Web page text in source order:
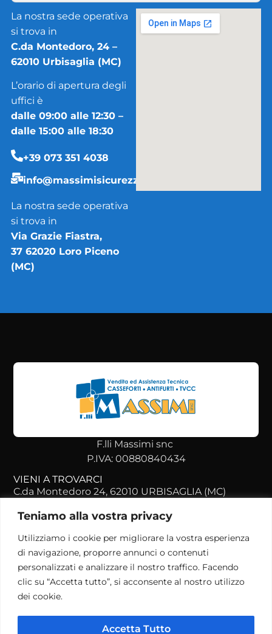
Teniamo alla vostra privacy
Utilizziamo i cookie per migliorare la vostra esperienza
di navigazione, proporre annunci o contenuti
personalizzati e analizzare il nostro traffico. Facendo
clic su “Accetta tutto”, si acconsente al nostro utilizzo
dei cookie.
Accetta Tutto
La nostra sede operativa
si trova in
C.da Montedoro, 24 –
62010 Urbisaglia (MC)
L’orario di apertura degli
uffici è
dalle 09:00 alle 12:30 –
dalle 15:00 alle 18:30
+39 073 351 4038
info@massimisicurezza.it
La nostra sede operativa
si trova in
Via Grazie Fiastra,
37 62020 Loro Piceno
(MC)
F.lli Massimi snc
P.IVA: 00880840434
VIENI A TROVARCI
C.da Montedoro 24, 62010 URBISAGLIA (MC)
+39 073 351 4038
info@massimisicurezza.it
ORARI DI APERTURA
Lunedì - Venerdì
09:00 - 12:30
15:00 - 18:30
Sabato - Domenica:
Chiusi